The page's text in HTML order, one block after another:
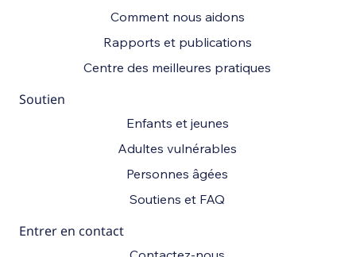
Comment nous aidons
Rapports et publications
Centre des meilleures pratiques
Soutien
Enfants et jeunes
Adultes vulnérables
Personnes âgées
Soutiens et FAQ
Entrer en contact